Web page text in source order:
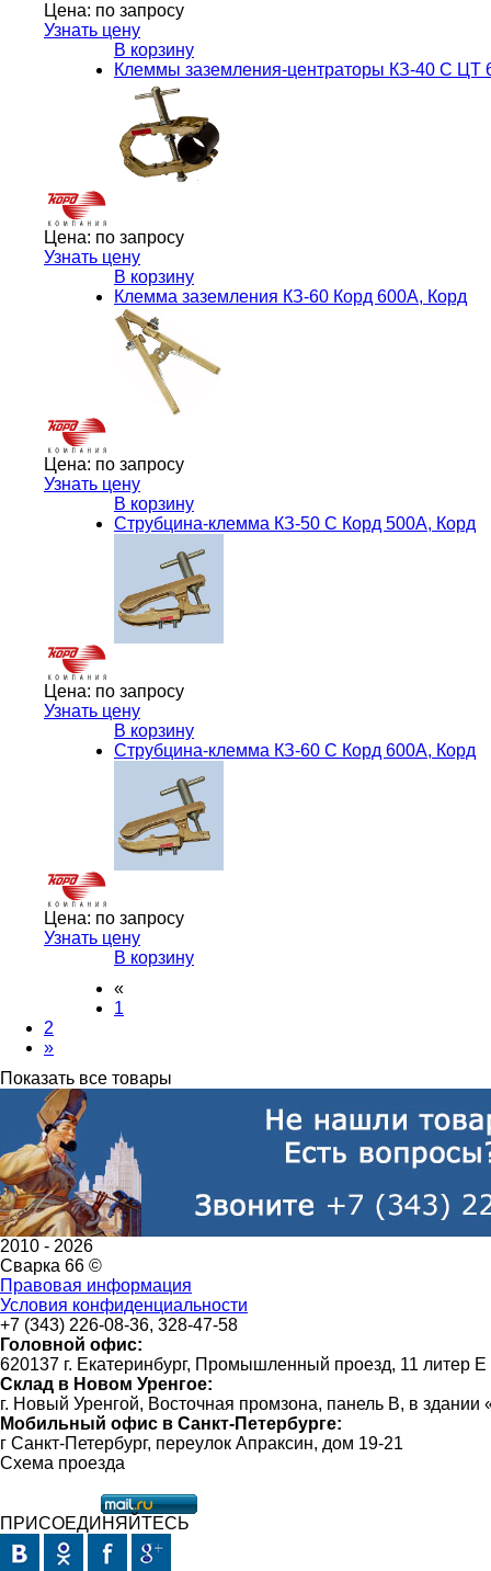
Цена: по запросу
Узнать цену
В корзину
Клеммы заземления-центраторы КЗ-40 С ЦТ
Цена: по запросу
Узнать цену
В корзину
Клемма заземления КЗ-60 Корд 600А, Корд
Цена: по запросу
Узнать цену
В корзину
Струбцина-клемма КЗ-50 С Корд 500А, Корд
Цена: по запросу
Узнать цену
В корзину
Струбцина-клемма КЗ-60 С Корд 600А, Корд
Цена: по запросу
Узнать цену
В корзину
«
1
2
»
Показать все товары
2010 - 2026
Сварка 66 ©
Правовая информация
Условия конфиденциальности
+7 (343) 226-08-36, 328-47-58
Головной офис:
620137 г. Екатеринбург, Промышленный проезд, 11 литер Е
Склад в Новом Уренгое:
г. Новый Уренгой, Восточная промзона, панель В, в
Мобильный офис в Санкт-Петербурге:
г Санкт-Петербург, переулок Апраксин, дом 19-21
Схема проезда
ПРИСОЕДИНЯЙТЕСЬ